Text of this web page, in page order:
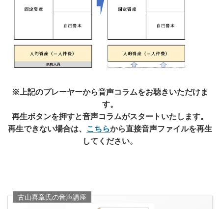
※上記のプレーヤーから音声コラムをお聴きいただけま
す。
再生ボタンを押すと音声コラムがスタートいたします。
再生できない場合は、 こちらから直接音声ファイルを再生
してください。
古山喜章氏の音声講座